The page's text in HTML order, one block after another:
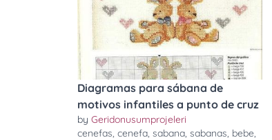
Diagramas para sábana de
motivos infantiles a punto de cruz
by Geridonusumprojeleri
cenefas, cenefa, sabana, sabanas, bebe,